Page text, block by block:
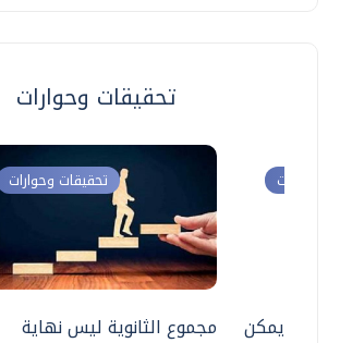
تحقيقات وحوارات
تحقيقات وحوارات
مجموع الثانوية ليس نهاية
وحوارات
.. هل يمكن